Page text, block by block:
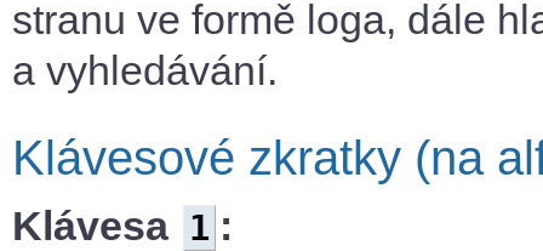
stranu ve formě loga, dále
a vyhledávání.
Klávesové zkratky (na
Klávesa 1 :